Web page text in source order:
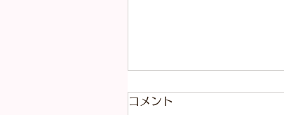
コメント